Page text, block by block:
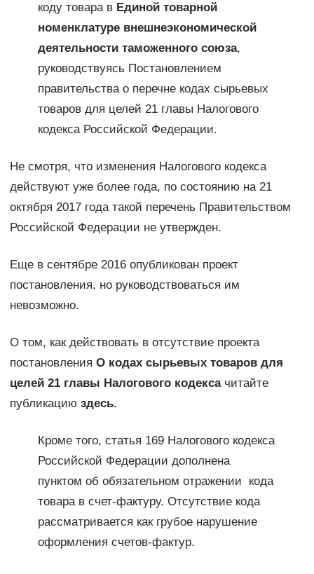
коду товара в Единой товарной
номенклатуре внешнеэкономической
деятельности таможенного союза,
руководствуясь Постановлением
правительства о перечне кодах сырьевых
товаров для целей 21 главы Налогового
кодекса Российской Федерации.
Не смотря, что изменения Налогового кодекса
действуют уже более года, по состоянию на 21
октября 2017 года такой перечень Правительством
Российской Федерации не утвержден.
Еще в сентябре 2016 опубликован проект
постановления, но руководствоваться им
невозможно.
О том, как действовать в отсутствие проекта
постановления О кодах сырьевых товаров для
целей 21 главы Налогового кодексачитайте
публикацию здесь.
Кроме того, статья 169 Налогового кодекса
Российской Федерации дополнена
пунктом об обязательном отражении кода
товара в счет-фактуру. Отсутствие кода
рассматривается как грубое нарушение
оформления счетов-фактур.